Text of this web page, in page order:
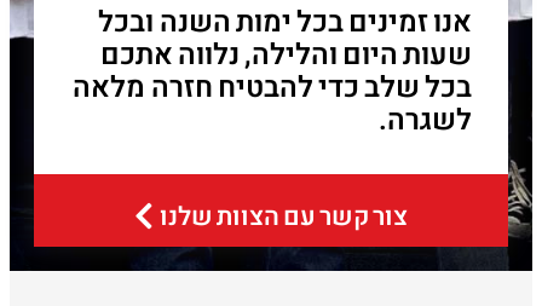
אנו זמינים בכל ימות השנה ובכל
שעות היום והלילה, נלווה אתכם
בכל שלב כדי להבטיח חזרה מלאה
לשגרה.
צור קשר עם הצוות שלנו